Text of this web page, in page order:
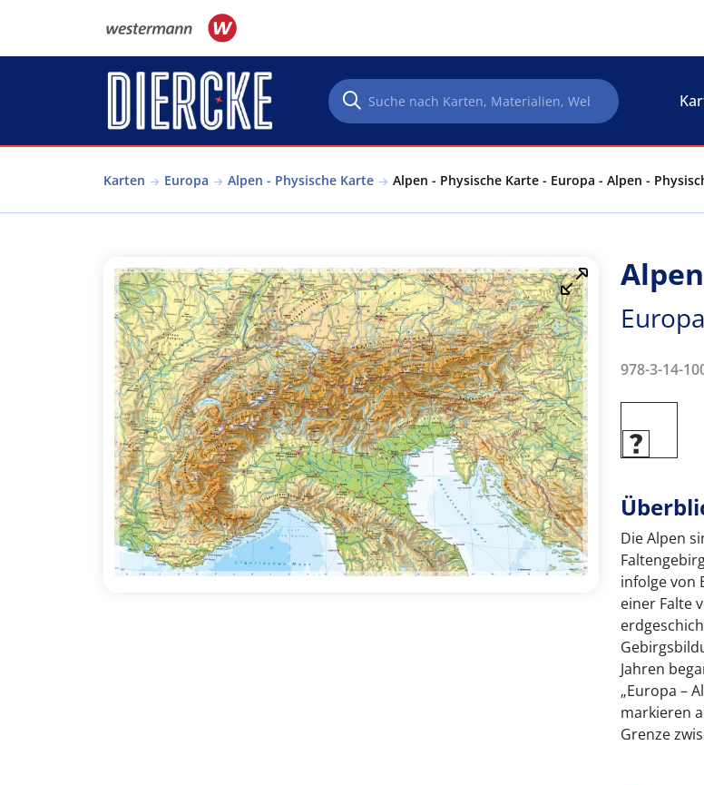
Karten Europa Alpen - Physische Karte Alpen - Physische Karte - Europa - Alpen -
978-3-14-
Die Alpen
infolge von
einer Falte
Jahren
„Europa –
markieren
Grenze